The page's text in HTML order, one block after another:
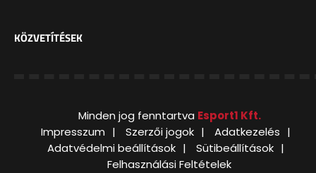
KÖZVETÍTÉSEK
Minden jog fenntartva Esport1 Kft.
Impresszum
Szerzői jogok
Adatkezelés
Adatvédelmi beállítások
Sütibeállítások
Felhasználási Feltételek